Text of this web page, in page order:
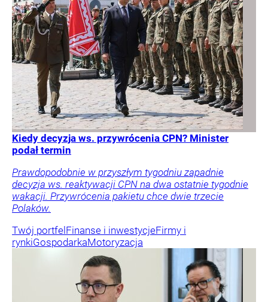
Kiedy decyzja ws. przywrócenia CPN? Minister
podał termin
Prawdopodobnie w przyszłym tygodniu zapadnie
decyzja ws. reaktywacji CPN na dwa ostatnie tygodnie
wakacji. Przywrócenia pakietu chce dwie trzecie
Polaków.
Twój portfel Finanse i inwestycjeFirmy i
rynkiGospodarkaMotoryzacja